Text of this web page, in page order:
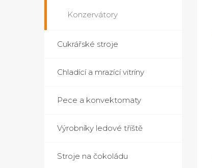
Konzervátory
Cukrářské stroje
Chladící a mrazící vitríny
Pece a konvektomaty
Výrobníky ledové tříště
Stroje na čokoládu